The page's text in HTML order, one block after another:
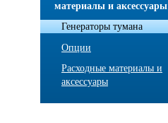
материалы и аксессуары
Генераторы тумана
Опции
Расходные материалы и
аксессуары